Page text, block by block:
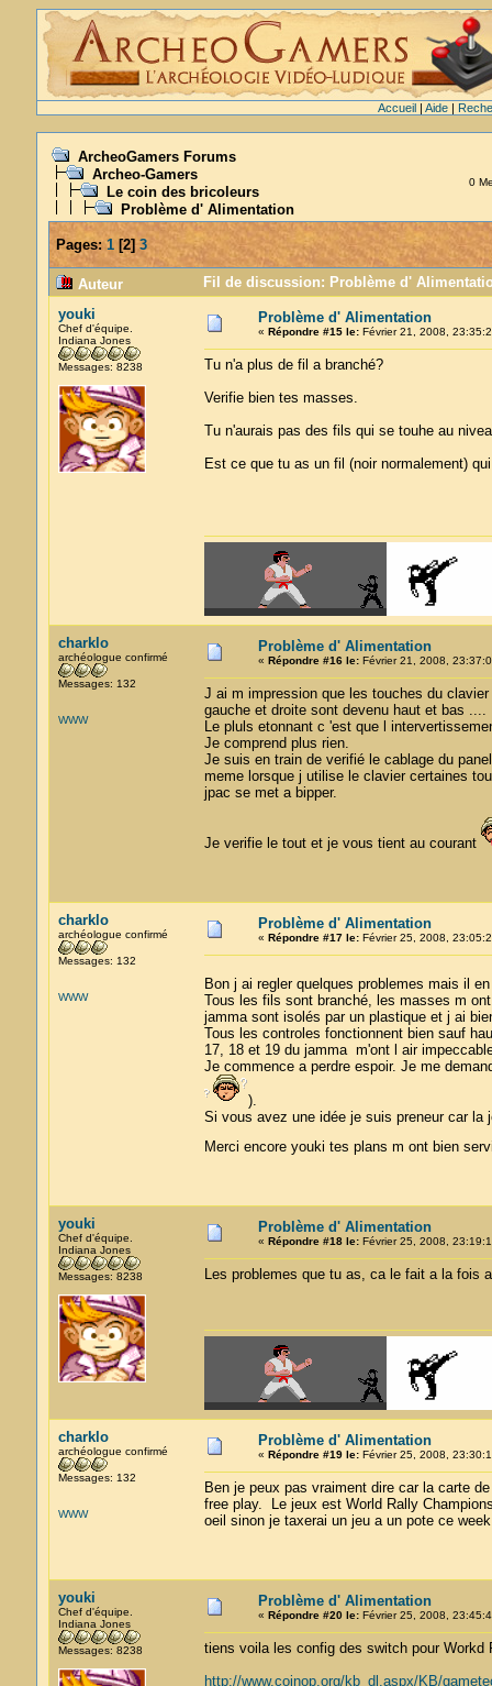
Accueil| Aide|
ArcheoGamers Forums
Archeo-Gamers
Le coin des bricoleurs
Problème d' Alimentation
0
Pages: 1[2]3
Auteur
Fil de discussion: Problème d'
youki
Chef d'équipe.
Indiana Jones
Messages: 8238
Problème d' Alimentation
« Répondre #15 le:Février 21, 2008,
Tu n'a plus de fil a branché?
Verifie bien tes masses.
Tu n'aurais pas des fils qui se touhe au
Est ce que tu as un fil (noir normalement)
charklo
archéologue confirmé
Messages: 132
WWW
Problème d' Alimentation
« Répondre #16 le:Février 21, 2008,
J ai m impression que les touches du
gauche et droite sont devenu haut et bas ....
Le pluls etonnant c 'est que l
Je comprend plus rien.
Je suis en train de verifié le cablage du
meme lorsque j utilise le clavier certaines
jpac se met a bipper.
Je verifie le tout et je vous tient au courant
charklo
archéologue confirmé
Messages: 132
WWW
Problème d' Alimentation
« Répondre #17 le:Février 25, 2008,
Bon j ai regler quelques problemes mais il
Tous les fils sont branché, les masses m
jamma sont isolés par un plastique et j ai
Tous les controles fonctionnent bien sauf
17, 18 et 19 du jamma m'ont l air
Je commence a perdre espoir. Je me
).
Si vous avez une idée je suis preneur car la
Merci encore youki tes plans m ont bien
youki
Chef d'équipe.
Indiana Jones
Messages: 8238
Problème d' Alimentation
« Répondre #18 le:Février 25, 2008,
Les problemes que tu as, ca le fait a la fois
charklo
archéologue confirmé
Messages: 132
WWW
Problème d' Alimentation
« Répondre #19 le:Février 25, 2008,
Ben je peux pas vraiment dire car la carte
free play. Le jeux est World Rally
oeil sinon je taxerai un jeu a un pote ce
youki
Chef d'équipe.
Indiana Jones
Messages: 8238
Problème d' Alimentation
« Répondre #20 le:Février 25, 2008,
tiens voila les config des switch pour Workd
http://www.coinop.org/kb_dl.aspx/KB/